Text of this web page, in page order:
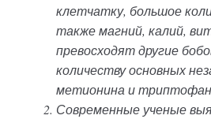
клетчатку, большое
также магний, калий,
превосходят другие
количеству основных
метионина и
Современные ученые